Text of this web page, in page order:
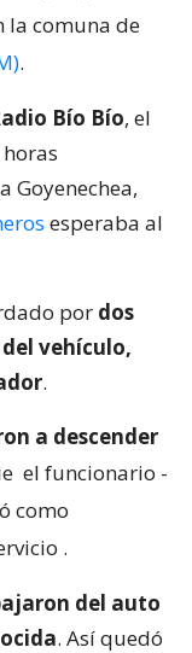
la comuna de
.
Bío Bío, el
Goyenechea,
esperaba al
por dos
vehículo,
.
a descender
el funcionario -
como
.
del auto
. Así quedó